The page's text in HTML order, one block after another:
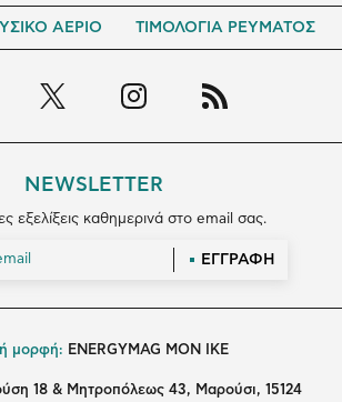
ΑΕΡΙΟ ΤΙΜΟΛΟΓΙΑ ΡΕΥΜΑΤΟΣ
NEWSLETTER
εξελίξεις καθημερινά στο email σας.
ΕΓΓΡΑΦΗ
μορφή: ENERGYMAG MON IKE
18 & Μητροπόλεως 43, Μαρούσι, 15124